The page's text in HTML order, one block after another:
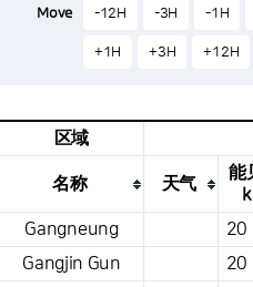
Move -12H -3H -1H
+1H +3H +12H
这是一张气象条件表，显示地点、天气
区域
名称 天气
能
Gangneung 20
Gangjin Gun
20